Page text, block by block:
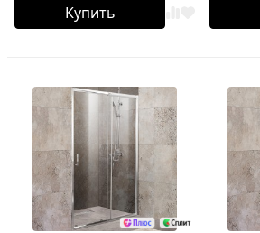
Купить